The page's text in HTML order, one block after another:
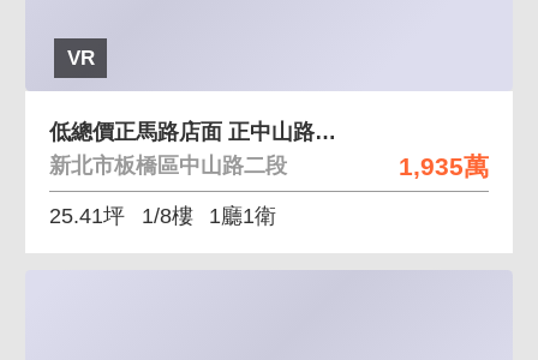
VR
1,935萬
低總價正馬路店面 正中山路、埔墘核心地點
新北市板橋區中山路二段
25.41坪 1/8樓 1廳1衛